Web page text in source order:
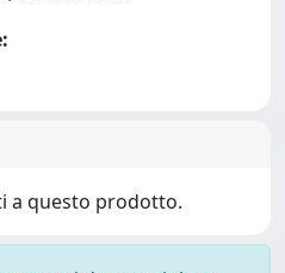
a questo prodotto.